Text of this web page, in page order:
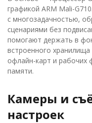
графикой ARM Mali-
с многозадачностью,
сценариями без
помогают держать в
встроенного
офлайн-карт и рабочих
памяти.
Камеры и
настроек